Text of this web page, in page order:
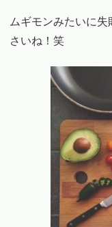
ムギモンみたいに
さいね！笑